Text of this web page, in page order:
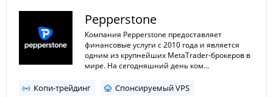
Макс. плечо
Pepperstone
Компания Pepperstone предоставляет
финансовые услуги с 2010 года и является
одним из крупнейших MetaTrader-брокеров в
мире. На сегодняшний день ком...
Копи-трейдинг
Спонсируемый VPS